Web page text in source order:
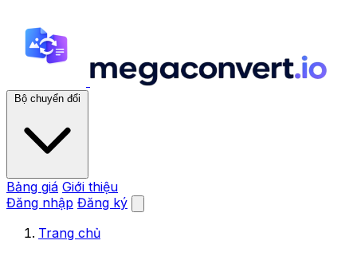
Bộ chuyển đổi
Bảng giá Giới thiệu
Đăng nhập Đăng ký
Trang chủ